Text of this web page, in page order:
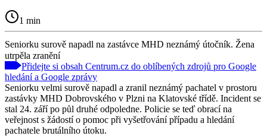
1 min
Seniorku surově napadl na zastávce MHD neznámý útočník. Žena
utrpěla zranění
Přidejte si obsah Centrum.cz do oblíbených zdrojů pro Google
hledání a Google zprávy
Seniorku velmi surově napadl a zranil neznámý pachatel v prostoru
zastávky MHD Dobrovského v Plzni na Klatovské třídě. Incident se
stal 24. září po půl druhé odpoledne. Policie se teď obrací na
veřejnost s žádostí o pomoc při vyšetřování případu a hledání
pachatele brutálního útoku.